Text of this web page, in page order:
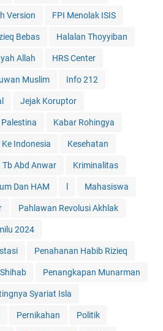
Version FPI Menolak ISIS
Bebas Halalan Thoyyiban
Allah HRS Center
Muslim Info 212
Jejak Koruptor
Kabar Rohingya
Indonesia Kesehatan
Tb Abd Anwar Kriminalitas
Dan HAM Mahasiswa
Pahlawan Revolusi Akhlak
2024
Penahanan Habib Rizieq
Penangkapan Munarman
Syariat Isla
Pernikahan Politik